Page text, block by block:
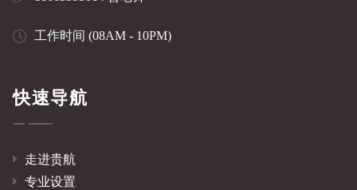
工作时间 (08AM - 10PM)
快速导航
走进贵航
专业设置